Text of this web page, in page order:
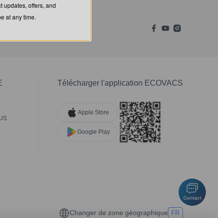
Télécharger l'application ECOVACS
Apple Store
Google Play
Changer de zone géographique FR
updates, offers, and
at any time.